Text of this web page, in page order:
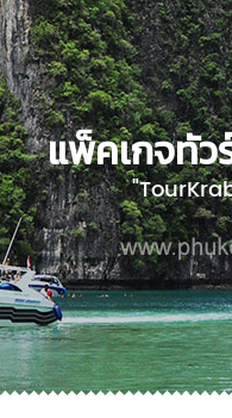
แพ็คเกจทัว